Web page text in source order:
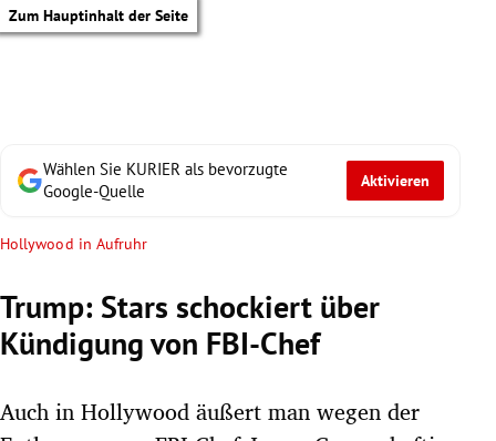
Zum Hauptinhalt der Seite
Wählen Sie KURIER als bevorzugte
Google-Quelle
Aktivieren
Hollywood in Aufruhr
Trump: Stars schockiert über
Kündigung von FBI-Chef
Auch in Hollywood äußert man wegen der